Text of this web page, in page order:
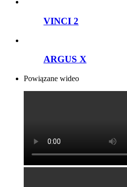
VINCI 2
ARGUS X
Powiązane wideo